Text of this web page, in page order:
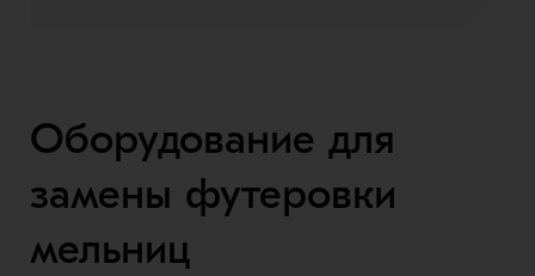
Оборудование для
замены футеровки
мельниц